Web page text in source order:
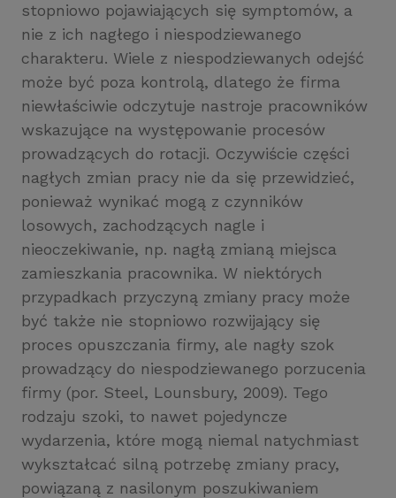
stopniowo pojawiających się symptomów, a
nie z ich nagłego i niespodziewanego
charakteru. Wiele z niespodziewanych odejść
może być poza kontrolą, dlatego że firma
niewłaściwie odczytuje nastroje pracowników
wskazujące na występowanie procesów
prowadzących do rotacji. Oczywiście części
nagłych zmian pracy nie da się przewidzieć,
ponieważ wynikać mogą z czynników
losowych, zachodzących nagle i
nieoczekiwanie, np. nagłą zmianą miejsca
zamieszkania pracownika. W niektórych
przypadkach przyczyną zmiany pracy może
być także nie stopniowo rozwijający się
proces opuszczania firmy, ale nagły szok
prowadzący do niespodziewanego porzucenia
firmy (por. Steel, Lounsbury, 2009). Tego
rodzaju szoki, to nawet pojedyncze
wydarzenia, które mogą niemal natychmiast
wykształcać silną potrzebę zmiany pracy,
powiązaną z nasilonym poszukiwaniem